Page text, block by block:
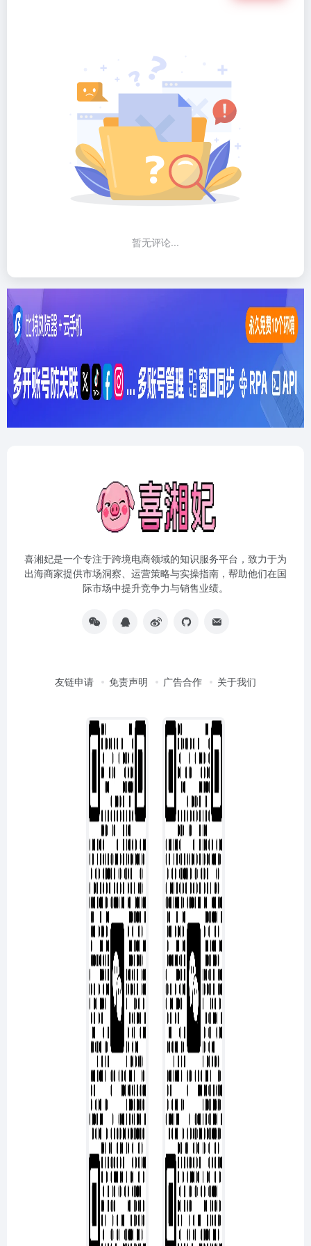
暂无评论...
喜湘妃是一个专注于跨境电商领域的知识服务平台，致力于为
出海商家提供市场洞察、运营策略与实操指南，帮助他们在国
际市场中提升竞争力与销售业绩。
友链申请 免责声明 广告合作 关于我们